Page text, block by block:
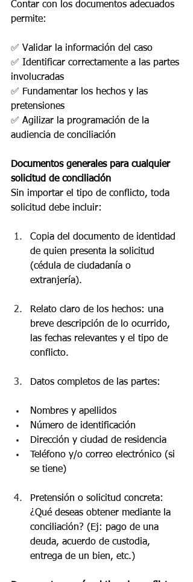
Contar con los documentos adecuados
permite:
✅ Validar la información del caso
✅ Identificar correctamente a las partes
involucradas
✅ Fundamentar los hechos y las
pretensiones
✅ Agilizar la programación de la
audiencia de conciliación
Documentos generales para cualquier
solicitud de conciliación
Sin importar el tipo de conflicto, toda
solicitud debe incluir:
Copia del documento de identidad
de quien presenta la solicitud
(cédula de ciudadanía o
extranjería).
Relato claro de los hechos: una
breve descripción de lo ocurrido,
las fechas relevantes y el tipo de
conflicto.
Datos completos de las partes:
Nombres y apellidos
Número de identificación
Dirección y ciudad de residencia
Teléfono y/o correo electrónico (si
se tiene)
Pretensión o solicitud concreta:
¿Qué deseas obtener mediante la
conciliación? (Ej: pago de una
deuda, acuerdo de custodia,
entrega de un bien, etc.)